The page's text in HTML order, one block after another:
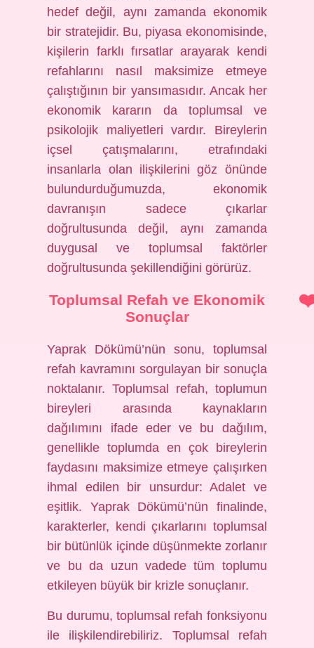
hedef değil, aynı zamanda ekonomik
bir stratejidir. Bu, piyasa ekonomisinde,
kişilerin farklı fırsatlar arayarak kendi
refahlarını nasıl maksimize etmeye
çalıştığının bir yansımasıdır. Ancak her
ekonomik kararın da toplumsal ve
psikolojik maliyetleri vardır. Bireylerin
içsel çatışmalarını, etrafındaki
insanlarla olan ilişkilerini göz önünde
bulundurduğumuzda, ekonomik
davranışın sadece çıkarlar
doğrultusunda değil, aynı zamanda
duygusal ve toplumsal faktörler
doğrultusunda şekillendiğini görürüz.
Toplumsal Refah ve Ekonomik
Sonuçlar
Yaprak Dökümü’nün sonu, toplumsal
refah kavramını sorgulayan bir sonuçla
noktalanır. Toplumsal refah, toplumun
bireyleri arasında kaynakların
dağılımını ifade eder ve bu dağılım,
genellikle toplumda en çok bireylerin
faydasını maksimize etmeye çalışırken
ihmal edilen bir unsurdur: Adalet ve
eşitlik. Yaprak Dökümü’nün finalinde,
karakterler, kendi çıkarlarını toplumsal
bir bütünlük içinde düşünmekte zorlanır
ve bu da uzun vadede tüm toplumu
etkileyen büyük bir krizle sonuçlanır.
Bu durumu, toplumsal refah fonksiyonu
ile ilişkilendirebiliriz. Toplumsal refah